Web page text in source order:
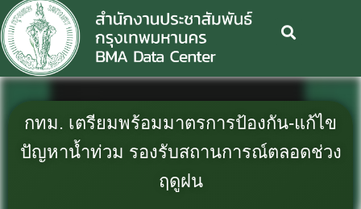
กทม. เตรียมพร้อมมาตรการป้องกัน-แก้ไข
ปัญหาน้ำท่วม รองรับสถานการณ์ตลอดช่วง
ฤดูฝน